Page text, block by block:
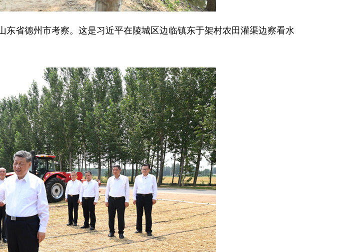
省德州市考察。这是习近平在陵城区边临镇东于架村农田灌渠边察看水